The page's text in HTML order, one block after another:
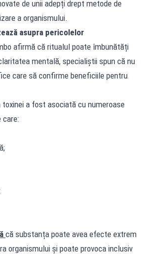
de unii adepți drept metode de
a organismului.
asupra pericolelor
afirmă că ritualul poate îmbunătăți
mentală, specialiștii spun că nu
care să confirme beneficiile pentru
a fost asociată cu numeroase
care:
că substanța poate avea efecte extrem
organismului și poate provoca inclusiv